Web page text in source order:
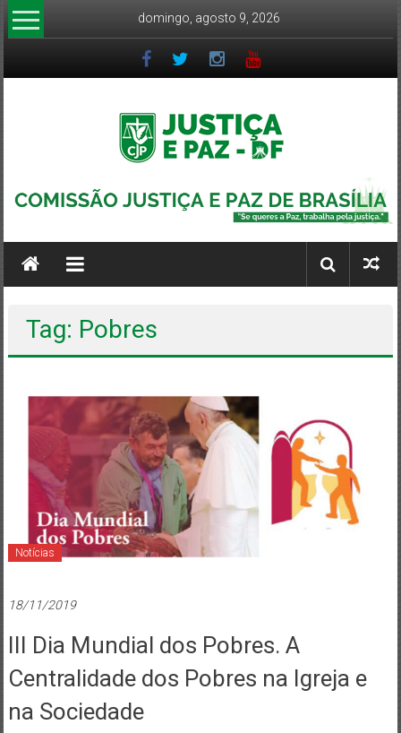
Pular
para
domingo, agosto 9, 2026
CJP-
Comissão
Paz
Brasília
Tag: Pobres
Notícias
18/11/2019
III Dia Mundial dos Pobres. A
Centralidade dos Pobres na Igreja e
na Sociedade